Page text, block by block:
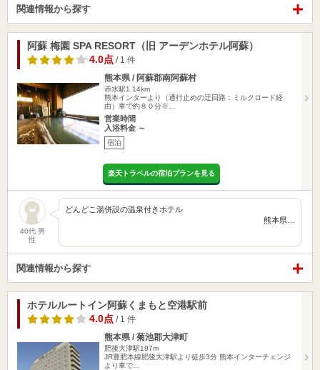
関連情報から探す
阿蘇 梅園 SPA RESORT（旧 アーデンホテル阿蘇）
4.0点 / 1 件
熊本県 / 阿蘇郡南阿蘇村
赤水駅1.14km
熊本インターより（通行止めの迂回路：ミルクロード経
由）車で約８０分※…
営業時間
入浴料金 ～
宿泊
楽天トラベルの宿泊プランを見る
40代 男
性
どんどこ湯併設の温泉付きホテル
熊本県…
関連情報から探す
ホテルルートイン阿蘇くまもと空港駅前
4.0点 / 1 件
熊本県 / 菊池郡大津町
肥後大津駅197m
JR豊肥本線肥後大津駅より徒歩3分 熊本インターチェンジ
より車で…